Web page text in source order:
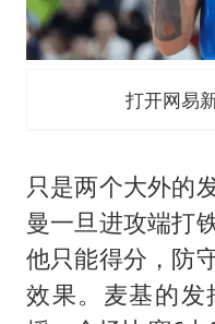
打开网易
只是两个大外的
曼一旦进攻端打
他只能得分，防
效果。麦基的